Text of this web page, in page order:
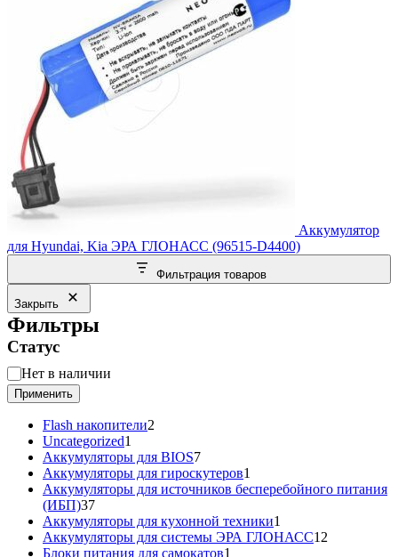
Аккумулятор
для Hyundai, Kia ЭРА ГЛОНАСС (96515-D4400)
Фильтрация товаров
Закрыть
Фильтры
Статус
Статус
Нет в наличии
Применить
Flash накопители2
Uncategorized1
товар
Аккумуляторы для BIOS77
товаров
Аккумуляторы для гироскутеров1
товар
Аккумуляторы для источников бесперебойного питания
(ИБП)3737
товаров
Аккумуляторы для кухонной техники1
товар
Аккумуляторы для системы ЭРА ГЛОНАСС12
Блоки питания для самокатов1